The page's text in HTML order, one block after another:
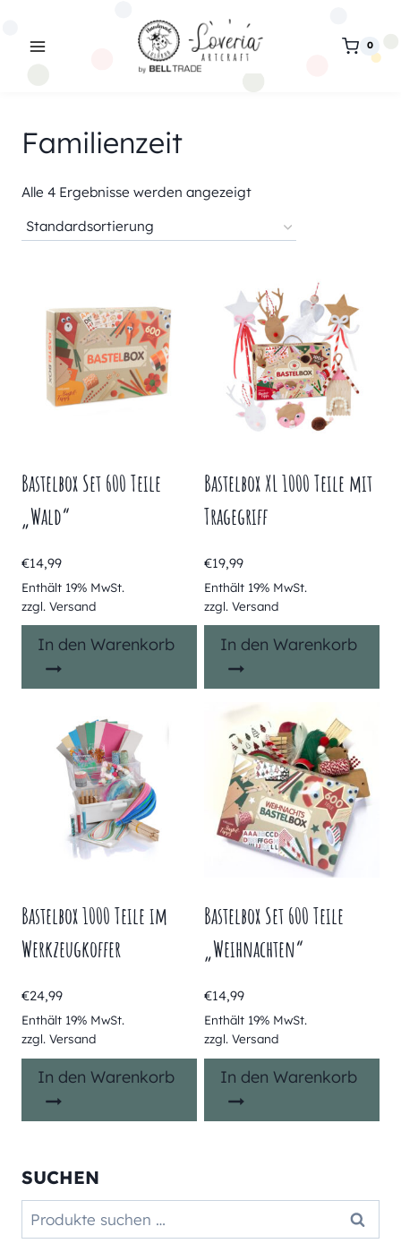
0
Familienzeit
Alle 4 Ergebnisse werden angezeigt
Bastelbox Set 600 Teile
„Wald“
€14,99
Enthält 19% MwSt.
zzgl. Versand
In den Warenkorb
Bastelbox XL 1000 Teile mit
Tragegriff
€19,99
Enthält 19% MwSt.
zzgl. Versand
In den Warenkorb
Bastelbox 1000 Teile im
Werkzeugkoffer
€24,99
Enthält 19% MwSt.
zzgl. Versand
In den Warenkorb
Bastelbox Set 600 Teile
„Weihnachten“
€14,99
Enthält 19% MwSt.
zzgl. Versand
In den Warenkorb
SUCHEN
Suchen
nach:
Suchen